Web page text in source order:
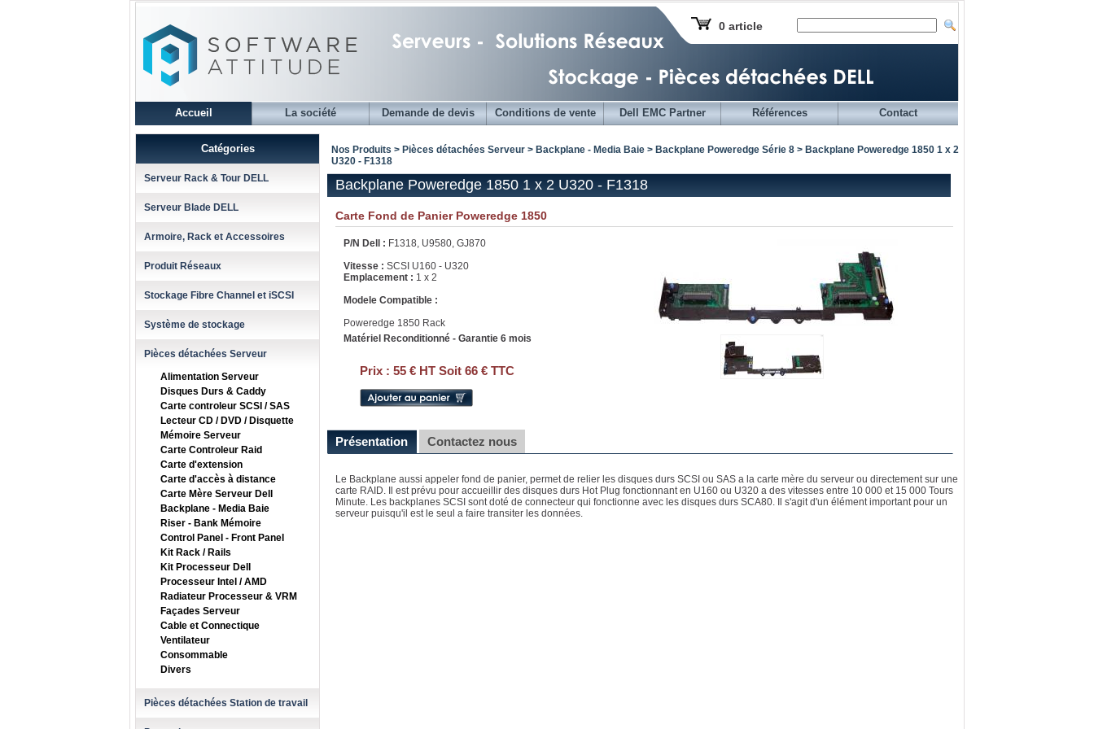
0 article
Accueil La société Demande de devis Conditions de vente Dell EMC Partner Références Contact
Catégories
Serveur Rack & Tour DELL
Serveur Blade DELL
Armoire, Rack et Accessoires
Produit Réseaux
Stockage Fibre Channel et iSCSI
Système de stockage
Pièces détachées Serveur
Alimentation Serveur
Disques Durs & Caddy
Carte controleur SCSI / SAS
Lecteur CD / DVD / Disquette
Mémoire Serveur
Carte Controleur Raid
Carte d'extension
Carte d'accès à distance
Carte Mère Serveur Dell
Backplane - Media Baie
Riser - Bank Mémoire
Control Panel - Front Panel
Kit Rack / Rails
Kit Processeur Dell
Processeur Intel / AMD
Radiateur Processeur & VRM
Façades Serveur
Cable et Connectique
Ventilateur
Consommable
Divers
Pièces détachées Station de travail
Nos Produits > Pièces détachées Serveur > Backplane - Media Baie > Backplane Poweredge Série 8 > Backplane Poweredge 1850 1 x 2
U320 - F1318
Backplane Poweredge 1850 1 x 2 U320 - F1318
Carte Fond de Panier Poweredge 1850
P/N Dell : F1318, U9580, GJ870
Vitesse : SCSI U160 - U320
Emplacement : 1 x 2
Modele Compatible :
Poweredge 1850 Rack
Matériel Reconditionné - Garantie 6 mois
Prix : 55 € HT Soit 66 € TTC
Présentation Contactez nous
Le Backplane aussi appeler fond de panier, permet de relier les disques durs SCSI ou SAS a la carte mère du serveur ou directement sur une
carte RAID. Il est prévu pour accueillir des disques durs Hot Plug fonctionnant en U160 ou U320 a des vitesses entre 10 000 et 15 000 Tours
Minute. Les backplanes SCSI sont doté de connecteur qui fonctionne avec les disques durs SCA80. Il s'agit d'un élément important pour un
serveur puisqu'il est le seul a faire transiter les données.